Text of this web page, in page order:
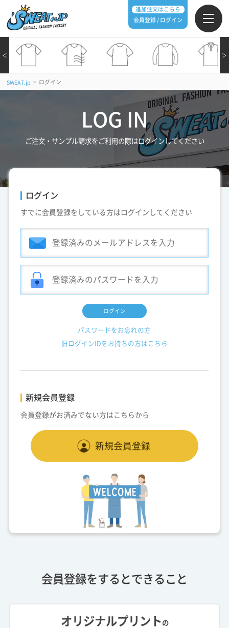
追加注文はこちら
会員登録 / ログイン
＞
＜
SWEAT.jp > ログイン
LOG IN
ご注文・サンプル請求をご利用の際はログインしてください
ログイン
すでに会員登録をしている方はログインしてください
ログイン
パスワードをお忘れの方
旧ログインIDをお持ちの方はこちら
新規会員登録
会員登録がお済みでない方はこちらから
新規会員登録
会員登録をするとできること
オリジナルプリント の